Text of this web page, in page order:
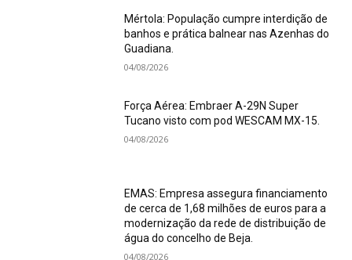
Mértola: População cumpre interdição de
banhos e prática balnear nas Azenhas do
Guadiana.
04/08/2026
Força Aérea: Embraer A-29N Super
Tucano visto com pod WESCAM MX-15.
04/08/2026
EMAS: Empresa assegura financiamento
de cerca de 1,68 milhões de euros para a
modernização da rede de distribuição de
água do concelho de Beja.
04/08/2026